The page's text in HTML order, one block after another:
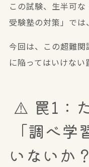
この試験、生半可な
受験塾の対策」では
今回は、この超難関
に陥ってはいけない
⚠️ 罠1：
「調べ
いないか